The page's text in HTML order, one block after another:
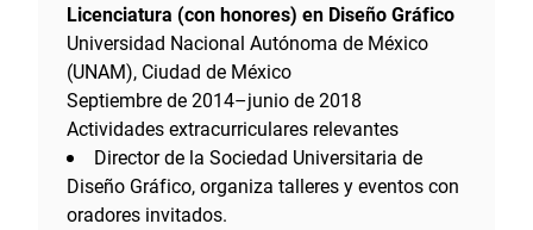
Licenciatura (con honores) en Diseño Gráfico
Universidad Nacional Autónoma de México
(UNAM), Ciudad de México
Septiembre de 2014–junio de 2018
Actividades extracurriculares relevantes
Director de la Sociedad Universitaria de
Diseño Gráfico, organiza talleres y eventos con
oradores invitados.